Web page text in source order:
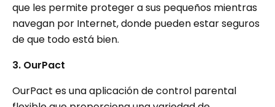
que les permite proteger a sus pequeños mientras
navegan por Internet, donde pueden estar seguros
de que todo está bien.
3. OurPact
OurPact es una aplicación de control parental